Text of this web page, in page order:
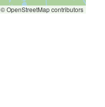
© OpenStreetMap contributors